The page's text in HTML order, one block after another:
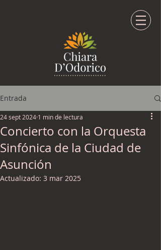
Entrada
Concierto con la Orquesta
Sinfónica de la Ciudad de
Asunción
24 sept 2024 1 min de lectura
Actualizado: 3 mar 2025